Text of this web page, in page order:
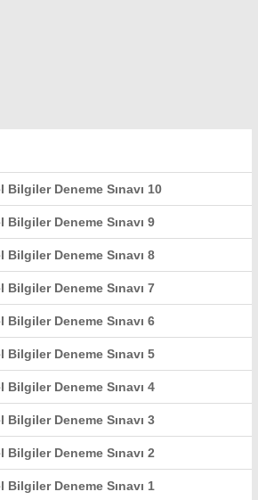
Bilgiler Deneme Sınavı 10
Bilgiler Deneme Sınavı 9
Bilgiler Deneme Sınavı 8
Bilgiler Deneme Sınavı 7
Bilgiler Deneme Sınavı 6
Bilgiler Deneme Sınavı 5
Bilgiler Deneme Sınavı 4
Bilgiler Deneme Sınavı 3
Bilgiler Deneme Sınavı 2
Bilgiler Deneme Sınavı 1